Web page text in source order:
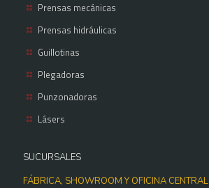
Prensas mecánicas
Prensas hidráulicas
Guillotinas
Plegadoras
Punzonadoras
Lásers
SUCURSALES
FÁBRICA, SHOWROOM Y OFICINA CENTRAL